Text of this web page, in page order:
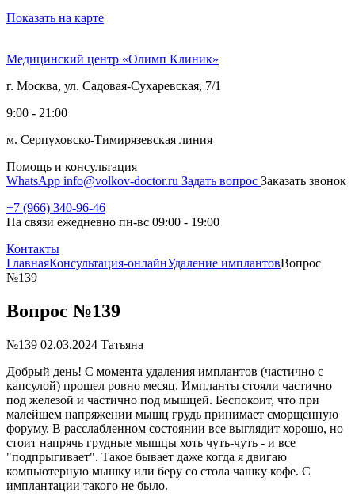
Показать на карте
Медицинский центр «Олимп Клиник»
г. Москва, ул. Садовая-Сухаревская, 7/1
9:00 - 21:00
м. Серпуховско-Тимирязевская линия
Помощь и консультация
WhatsApp info@volkov-doctor.ru Задать вопрос Заказать звонок
+7 (966) 340-96-46
На связи ежедневно пн-вс 09:00 - 19:00
Контакты
ГлавнаяКонсультация-онлайнУдаление имплантовВопрос
№139
Вопрос №139
№139 02.03.2024 Татьяна
Добрый день! С момента удаления имплантов (частично с
капсулой) прошел ровно месяц. Импланты стояли частично
под железой и частично под мышцей. Беспокоит, что при
малейшем напряжении мышц грудь принимает сморщенную
форуму. В расслабленном состоянии все выглядит хорошо, но
стоит напрячь грудные мышцы хоть чуть-чуть - и все
"подпрыгивает". Такое бывает даже когда я двигаю
компьютерную мышку или беру со стола чашку кофе. С
имплантации такого не было.